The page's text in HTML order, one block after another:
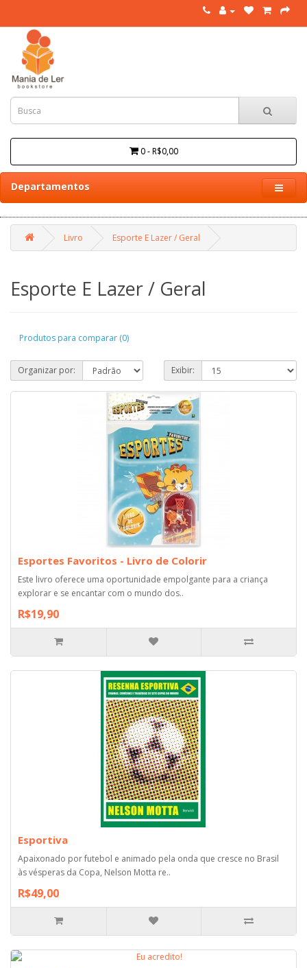
0 - R$0,00
Departamentos
Livro Esporte E Lazer / Geral
Esporte E Lazer / Geral
Produtos para comparar (0)
Organizar por: Exibir:
Esportes Favoritos - Livro de Colorir
Este livro oferece uma oportunidade empolgante para a criança
explorar e se encantar com o mundo dos..
R$19,90
Esportiva
Apaixonado por futebol e animado pela onda que cresce no Brasil
às vésperas da Copa, Nelson Motta re..
R$49,00